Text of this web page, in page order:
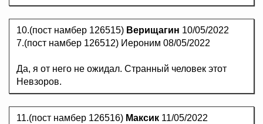
10.(пост намбер 126515) Верищагин 10/05/2022
7.(пост намбер 126512) Иероним 08/05/2022
Да, я от него не ожидал. Странный человек этот
Невзоров.
11.(пост намбер 126516) Максик 11/05/2022